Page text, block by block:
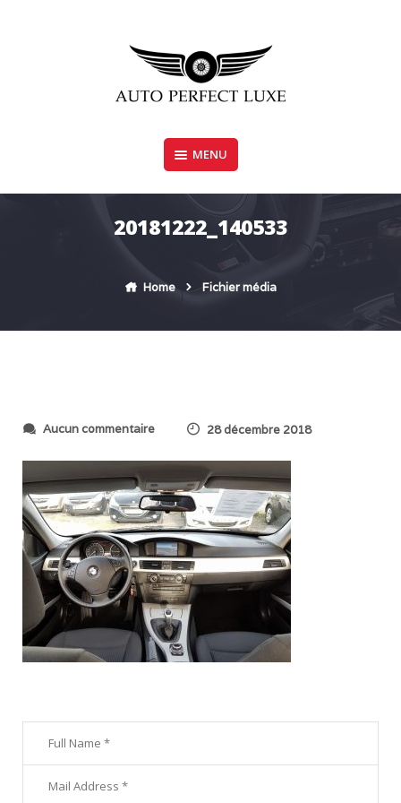
AUTO PERFECT LUXE
MENU
20181222_140533
Home Fichier média
Aucun commentaires
r
0
1
8
1
2
2
2
_
1
4
0
28 décembre 2018